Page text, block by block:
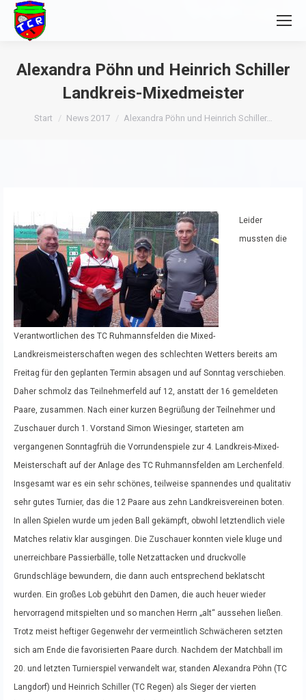
Alexandra Pöhn und Heinrich Schiller
Landkreis-Mixedmeister
Sie befinden sich hier:
Start News 2017 Alexandra Pöhn und Heinrich Schiller…
Leider
mussten die
Verantwortlichen des TC Ruhmannsfelden die Mixed-
Landkreismeisterschaften wegen des schlechten Wetters bereits am
Freitag für den geplanten Termin absagen und auf Sonntag verschieben.
Daher schmolz das Teilnehmerfeld auf 12, anstatt der 16 gemeldeten
Paare, zusammen. Nach einer kurzen Begrüßung der Teilnehmer und
Zuschauer durch 1. Vorstand Simon Wiesinger, starteten am
vergangenen Sonntagfrüh die Vorrundenspiele zur 4. Landkreis-Mixed-
Meisterschaft auf der Anlage des TC Ruhmannsfelden am Lerchenfeld.
Insgesamt war es ein sehr schönes, teilweise spannendes und qualitativ
sehr gutes Turnier, das die 12 Paare aus zehn Landkreisvereinen boten.
In allen Spielen wurde um jeden Ball gekämpft, obwohl letztendlich viele
Matches relativ klar ausgingen. Die Zuschauer konnten viele kluge und
unerreichbare Passierbälle, tolle Netzattacken und druckvolle
Grundschläge bewundern, die dann auch entsprechend beklatscht
wurden. Ein großes Lob gebührt den Damen, die auch heuer wieder
hervorragend mitspielten und so manchen Herrn „alt“ aussehen ließen.
Trotz meist heftiger Gegenwehr der vermeintlich Schwächeren setzten
sich am Ende die favorisierten Paare durch. Nachdem der Matchball im
20. und letzten Turnierspiel verwandelt war, standen Alexandra Pöhn (TC
Langdorf) und Heinrich Schiller (TC Regen) als Sieger der vierten